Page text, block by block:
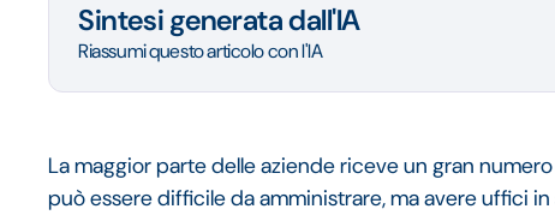
Sintesi generata dall'IA
Riassumi questo articolo con l'IA
La maggior parte delle aziende riceve un gran
può essere difficile da amministrare, ma avere uffici